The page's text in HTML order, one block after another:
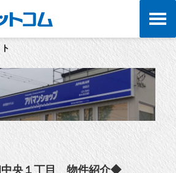
央１丁目 物件紹介◆